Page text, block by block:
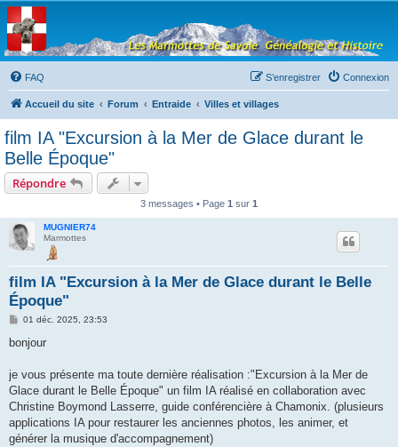
Les Marmottes de
Savoie
Forum d'entraide généalogique
FAQ
Connexion
S’enregistrer
Accueil du site Forum Entraide Villes et villages
film IA "Excursion à la Mer de Glace durant le
Belle Époque"
Répondre
3 messages • Page 1 sur 1
MUGNIER74
Marmottes
film IA "Excursion à la Mer de Glace durant le Belle
Époque"
M
s
g
01 déc. 2025, 23:53
bonjour
je vous présente ma toute dernière réalisation :"Excursion à la Mer de
Glace durant le Belle Époque" un film IA réalisé en collaboration avec
Christine Boymond Lasserre, guide conférencière à Chamonix. (plusieurs
applications IA pour restaurer les anciennes photos, les animer, et
générer la musique d'accompagnement)